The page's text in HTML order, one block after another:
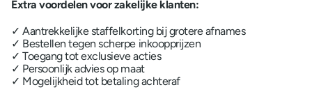
Extra voordelen voor zakelijke klanten:
✓ Aantrekkelijke staffelkorting bij grotere afnames
✓ Bestellen tegen scherpe inkoopprijzen
✓ Toegang tot exclusieve acties
✓ Persoonlijk advies op maat
✓ Mogelijkheid tot betaling achteraf